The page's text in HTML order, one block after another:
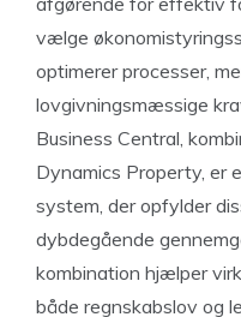
vælge
optimerer processer,
lovgivningsmæssige
Business Central,
Dynamics Property, er
system, der opfylder
dybdegående
kombination hjælper
både regnskabslov og